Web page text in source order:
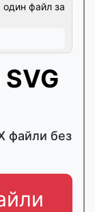
один файл за
файли без